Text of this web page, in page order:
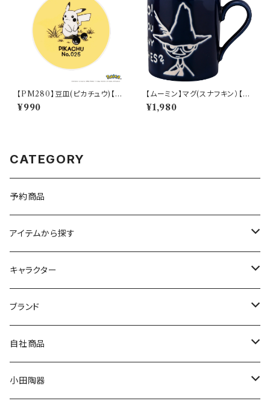
【PM280】豆皿(ピカチュウ)【D
aily Sketch】PM284-333
¥990
【ムーミン】マグ(スナフキン）【M
M9000】MM9003-11
¥1,980
CATEGORY
予約商品
アイテムから探す
九谷焼
マグ＆カップ
プレート
ボウル
キャラクター
ムーミン
80th記念アイテム
リトルミイの日記念アイテム
MOOMIN ANIMATION
スヌーピー
ブランド
LA AMYS(エミーズ)
LISA LARSON(リサラーソン)
自社商品
ねこ企画
小田陶器